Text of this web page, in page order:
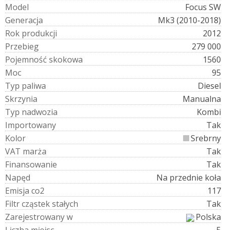
Model
Focus SW
Generacja
Mk3 (2010-2018)
Rok produkcji
2012
Przebieg
279 000
Pojemność skokowa
1560
Moc
95
Typ paliwa
Diesel
Skrzynia
Manualna
Typ nadwozia
Kombi
Importowany
Tak
Kolor
Srebrny
VAT marża
Tak
Finansowanie
Tak
Napęd
Na przednie koła
Emisja co2
117
Filtrcząstekstałych
Tak
Zarejestrowanyw
Polska